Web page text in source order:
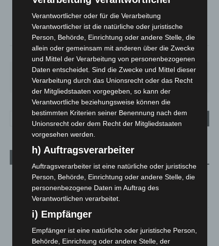
24.3° °
23.3°
38%
SA.
27°
SO.
34°
MO.
26°
DI.
23°
MI.
26°
Aktuelle Beiträge
Kunst trifft Weingenuss: Barbara-Susann Mehring zeigt ihre
Werke im Jacques’ Wein-Depot Isernhagen
8. August 2026
A2: Zweite Turbobaustelle startet zwischen Hannover-West
und Bothfeld
8. August 2026
Verantwortlicher oder für die Verarbeitung
Verantwortlicher ist die natürliche oder juristische
Person, Behörde, Einrichtung oder andere Stelle, die
allein oder gemeinsam mit anderen über die Zwecke
und Mittel der Verarbeitung von personenbezogenen
Daten entscheidet. Sind die Zwecke und Mittel dieser
Verarbeitung durch das Unionsrecht oder das Recht
der Mitgliedstaaten vorgegeben, so kann der
Verantwortliche beziehungsweise können die
bestimmten Kriterien seiner Benennung nach dem
Unionsrecht oder dem Recht der Mitgliedstaaten
vorgesehen werden.
h) Auftragsverarbeiter
Auftragsverarbeiter ist eine natürliche oder juristische
Person, Behörde, Einrichtung oder andere Stelle, die
personenbezogene Daten im Auftrag des
Verantwortlichen verarbeitet.
i) Empfänger
Empfänger ist eine natürliche oder juristische Person,
Behörde, Einrichtung oder andere Stelle, der